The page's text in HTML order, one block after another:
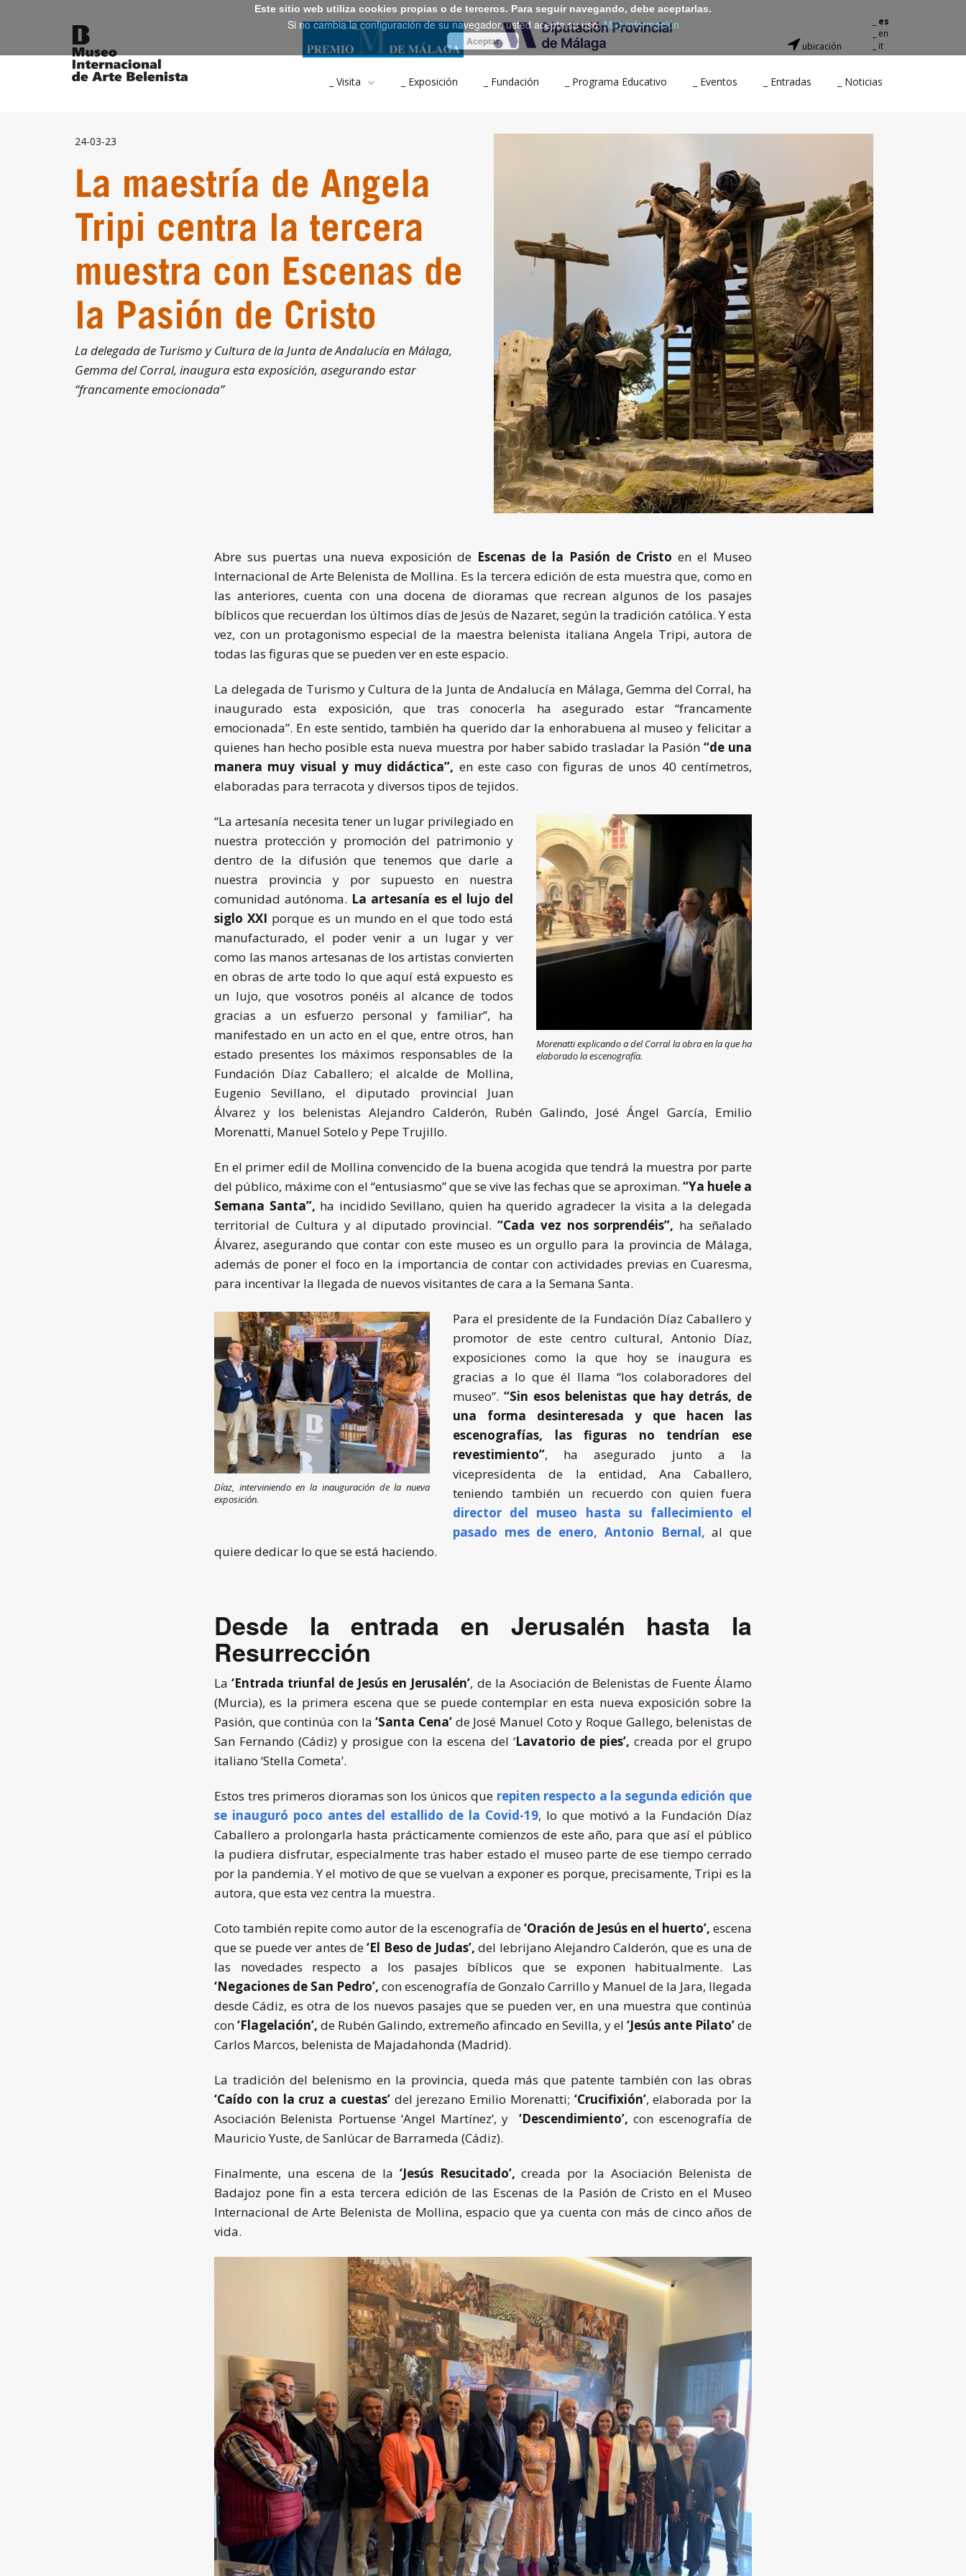
ubicación
_ es
_ en
_ it
_ Visita _ Exposición _ Fundación _ Programa Educativo _ Eventos _ Entradas _ Noticias
24-03-23
La maestría de Angela
Tripi centra la tercera
muestra con Escenas de
la Pasión de Cristo
La delegada de Turismo y Cultura de la Junta de Andalucía en Málaga,
Gemma del Corral, inaugura esta exposición, asegurando estar
“francamente emocionada”
Abre sus puertas una nueva exposición de Escenas de la Pasión de Cristo en el Museo
Internacional de Arte Belenista de Mollina. Es la tercera edición de esta muestra que, como en
las anteriores, cuenta con una docena de dioramas que recrean algunos de los pasajes
bíblicos que recuerdan los últimos días de Jesús de Nazaret, según la tradición católica. Y esta
vez, con un protagonismo especial de la maestra belenista italiana Angela Tripi, autora de
todas las figuras que se pueden ver en este espacio.
La delegada de Turismo y Cultura de la Junta de Andalucía en Málaga, Gemma del Corral, ha
inaugurado esta exposición, que tras conocerla ha asegurado estar “francamente
emocionada”. En este sentido, también ha querido dar la enhorabuena al museo y felicitar a
quienes han hecho posible esta nueva muestra por haber sabido trasladar la Pasión“de una
manera muy visual y muy didáctica”, en este caso con figuras de unos 40 centímetros,
elaboradas para terracota y diversos tipos de tejidos.
Morenatti explicando a del Corral la obra en la que ha
elaborado la escenografía.
“La artesanía necesita tener un lugar privilegiado en
nuestra protección y promoción del patrimonio y
dentro de la difusión que tenemos que darle a
nuestra provincia y por supuesto en nuestra
comunidad autónoma. La artesanía es el lujo del
siglo XXI porque es un mundo en el que todo está
manufacturado, el poder venir a un lugar y ver
como las manos artesanas de los artistas convierten
en obras de arte todo lo que aquí está expuesto es
un lujo, que vosotros ponéis al alcance de todos
gracias a un esfuerzo personal y familiar”, ha
manifestado en un acto en el que, entre otros, han
estado presentes los máximos responsables de la
Fundación Díaz Caballero; el alcalde de Mollina,
Eugenio Sevillano, el diputado provincial Juan
Álvarez y los belenistas Alejandro Calderón, Rubén Galindo, José Ángel García, Emilio
Morenatti, Manuel Sotelo y Pepe Trujillo.
En el primer edil de Mollina convencido de la buena acogida que tendrá la muestra por parte
del público, máxime con el “entusiasmo” que se vive las fechas que se aproximan. “Ya huele a
Semana Santa”, ha incidido Sevillano, quien ha querido agradecer la visita a la delegada
territorial de Cultura y al diputado provincial. “Cada vez nos sorprendéis”, ha señalado
Álvarez, asegurando que contar con este museo es un orgullo para la provincia de Málaga,
además de poner el foco en la importancia de contar con actividades previas en Cuaresma,
para incentivar la llegada de nuevos visitantes de cara a la Semana Santa.
Díaz, interviniendo en la inauguración de la nueva
exposición.
Para el presidente de la Fundación Díaz Caballero y
promotor de este centro cultural, Antonio Díaz,
exposiciones como la que hoy se inaugura es
gracias a lo que él llama “los colaboradores del
museo”.“Sin esos belenistas que hay detrás, de
una forma desinteresada y que hacen las
escenografías, las figuras no tendrían ese
revestimiento”, ha asegurado junto a la
vicepresidenta de la entidad, Ana Caballero,
teniendo también un recuerdo con quien fuera
director del museo hasta su fallecimiento el
pasado mes de enero, Antonio Bernal, al que
quiere dedicar lo que se está haciendo.
Desde la entrada en Jerusalén hasta la
Resurrección
La‘Entrada triunfal de Jesús en Jerusalén’, de la Asociación de Belenistas de Fuente Álamo
(Murcia), es la primera escena que se puede contemplar en esta nueva exposición sobre la
Pasión, que continúa con la‘Santa Cena’ de José Manuel Coto y Roque Gallego, belenistas de
San Fernando (Cádiz) y prosigue con la escena del ‘Lavatorio de pies’, creada por el grupo
italiano ‘Stella Cometa’.
Estos tres primeros dioramas son los únicos que repiten respecto a la segunda edición que
se inauguró poco antes del estallido de la Covid-19, lo que motivó a la Fundación Díaz
Caballero a prolongarla hasta prácticamente comienzos de este año, para que así el público
la pudiera disfrutar, especialmente tras haber estado el museo parte de ese tiempo cerrado
por la pandemia. Y el motivo de que se vuelvan a exponer es porque, precisamente, Tripi es la
autora, que esta vez centra la muestra.
Coto también repite como autor de la escenografía de‘Oración de Jesús en el huerto’, escena
que se puede ver antes de‘El Beso de Judas’, del lebrijano Alejandro Calderón, que es una de
las novedades respecto a los pasajes bíblicos que se exponen habitualmente. Las
‘Negaciones de San Pedro’, con escenografía de Gonzalo Carrillo y Manuel de la Jara, llegada
desde Cádiz, es otra de los nuevos pasajes que se pueden ver, en una muestra que continúa
con‘Flagelación’, de Rubén Galindo, extremeño afincado en Sevilla, y el ‘Jesús ante Pilato’de
Carlos Marcos, belenista de Majadahonda (Madrid).
La tradición del belenismo en la provincia, queda más que patente también con las obras
‘Caído con la cruz a cuestas’del jerezano Emilio Morenatti; ‘Crucifixión’, elaborada por la
Asociación Belenista Portuense ‘Angel Martínez’, y‘Descendimiento’, con escenografía de
Mauricio Yuste, de Sanlúcar de Barrameda (Cádiz).
Finalmente, una escena de la ‘Jesús Resucitado’, creada por la Asociación Belenista de
Badajoz pone fin a esta tercera edición de las Escenas de la Pasión de Cristo en el Museo
Internacional de Arte Belenista de Mollina, espacio que ya cuenta con más de cinco años de
vida.
Este sitio web utiliza cookies propias o de terceros. Para seguir navegando, debe aceptarlas.
Si no cambia la configuración de su navegador, usted acepta su uso.Más información
Aceptar